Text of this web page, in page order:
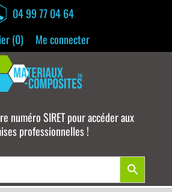
04 99 77 04 64
(0) Me connecter
numéro SIRET pour accéder aux
professionnelles !